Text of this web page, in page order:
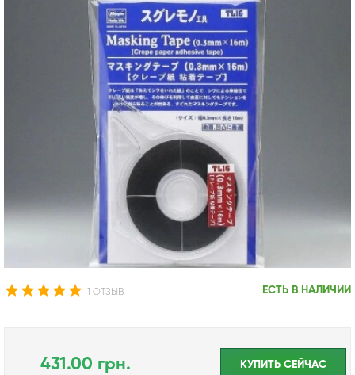
1 ОТЗЫВ ЕСТЬ В НАЛИЧИИ
431.00 грн. КУПИТЬ CЕЙЧАС